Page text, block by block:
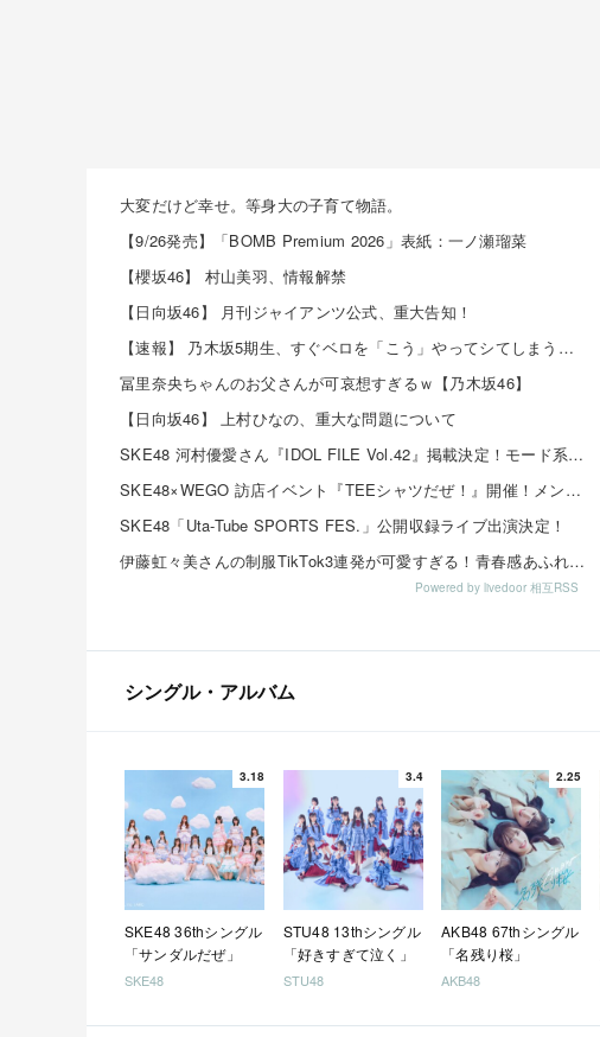
大変だけど幸せ。等身大の子育て物語。
【9/26発売】「BOMB Premium 2026」表紙：一ノ瀬瑠菜
【櫻坂46】 村山美羽、情報解禁
【日向坂46】 月刊ジャイアンツ公式、重大告知！
【速報】 乃木坂5期生、すぐベロを「こう」やってシてしまうｗｗｗｗｗｗ
冨里奈央ちゃんのお父さんが可哀想すぎるｗ【乃木坂46】
【日向坂46】 上村ひなの、重大な問題について
SKE48 河村優愛さん『IDOL FILE Vol.42』掲載決定！モード系ファッションで新たな魅力を披露
SKE48×WEGO 訪店イベント『TEEシャツだぜ！』開催！メンバーが大須店でコーディネート【SNSまとめ】
SKE48「Uta-Tube SPORTS FES.」公開収録ライブ出演決定！
伊藤虹々美さんの制服TikTok3連発が可愛すぎる！青春感あふれるダンス動画に注目✨
Powered by livedoor 相互RSS
シングル・アルバム
3.18
SKE48 36thシングル
「サンダルだぜ」
SKE48
3.4
STU48 13thシングル
「好きすぎて泣く」
STU48
2.25
AKB48 67thシングル
「名残り桜」
AKB48